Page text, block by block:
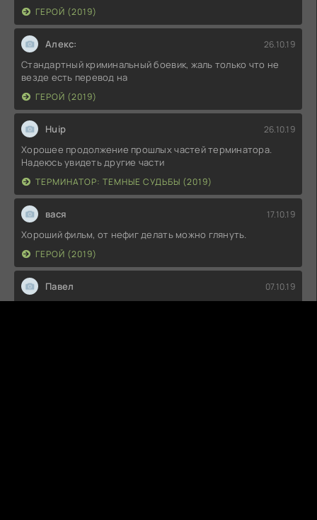
ГЕРОЙ (2019)
Алекс: 26.10.19
Стандартный криминальный боевик, жаль только что не
везде есть перевод на
ГЕРОЙ (2019)
Huip 26.10.19
Хорошее продолжение прошлых частей терминатора.
Надеюсь увидеть другие части
ТЕРМИНАТОР: ТЕМНЫЕ СУДЬБЫ (2019)
вася 17.10.19
Хороший фильм, от нефиг делать можно глянуть.
ГЕРОЙ (2019)
Павел 07.10.19